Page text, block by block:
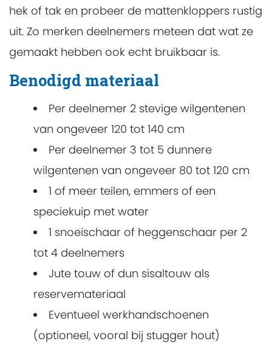
hek of tak en probeer de mattenkloppers rustig
uit. Zo merken deelnemers meteen dat wat ze
gemaakt hebben ook echt bruikbaar is.
Benodigd materiaal
Per deelnemer 2 stevige wilgentenen
van ongeveer 120 tot 140 cm
Per deelnemer 3 tot 5 dunnere
wilgentenen van ongeveer 80 tot 120 cm
1 of meer teilen, emmers of een
speciekuip met water
1 snoeischaar of heggenschaar per 2
tot 4 deelnemers
Jute touw of dun sisaltouw als
reservemateriaal
Eventueel werkhandschoenen
(optioneel, vooral bij stugger hout)